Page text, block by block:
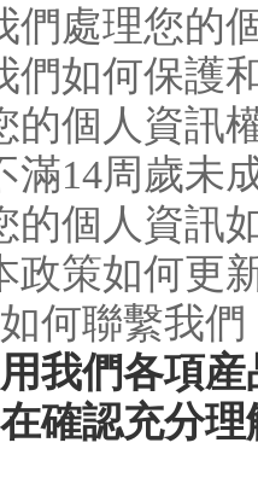
們處理您的
們如何保護
的個人資訊
滿14周歲未
的個人資訊
政策如何更
何聯繫我們
我們各項
確認充分